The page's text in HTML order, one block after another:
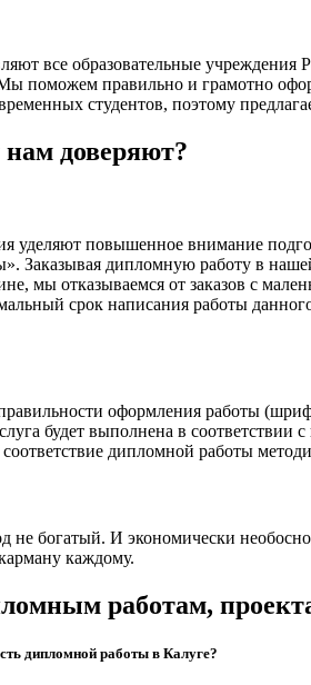
все образовательные
поможем правильно и грамотно
студентов, поэтому
доверяют?
уделяют повышенное внимание
Заказывая дипломную работу в
мы отказываемся от заказов с
срок написания работы
оформления работы
будет выполнена в соответствии
соответствие дипломной работы
богатый. И экономически
каждому.
работам,
дипломной работы в Калуге?